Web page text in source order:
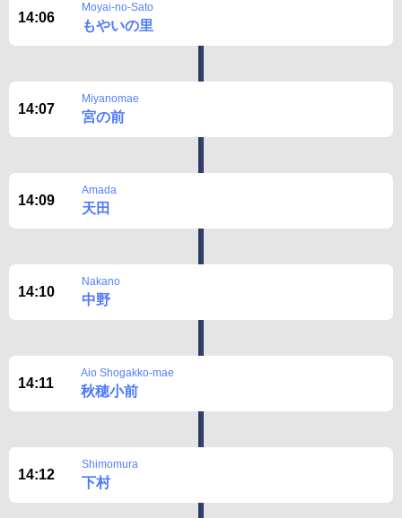
14:06
Moyai-no-Sato
もやいの里
14:07
Miyanomae
宮の前
14:09
Amada
天田
14:10
Nakano
中野
14:11
Aio Shogakko-mae
秋穂小前
14:12
Shimomura
下村